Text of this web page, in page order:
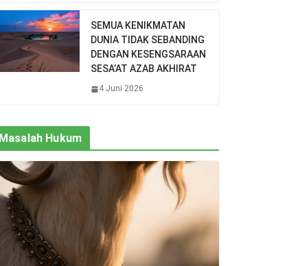
SEMUA KENIKMATAN
DUNIA TIDAK SEBANDING
DENGAN KESENGSARAAN
SESA’AT AZAB AKHIRAT
4 Juni 2026
Masalah Hukum